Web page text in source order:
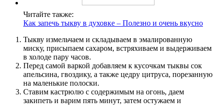
Читайте также:
Как запечь тыкву в духовке – Полезно и очень вкусно
Тыкву измельчаем и складываем в эмалированную
миску, присыпаем сахаром, встряхиваем и выдерживаем
в холоде пару часов.
Перед самой варкой добавляем к кусочкам тыквы сок
апельсина, гвоздику, а также цедру цитруса, порезанную
на маленькие полоски.
Ставим кастрюлю с содержимым на огонь, даем
закипеть и варим пять минут, затем остужаем и